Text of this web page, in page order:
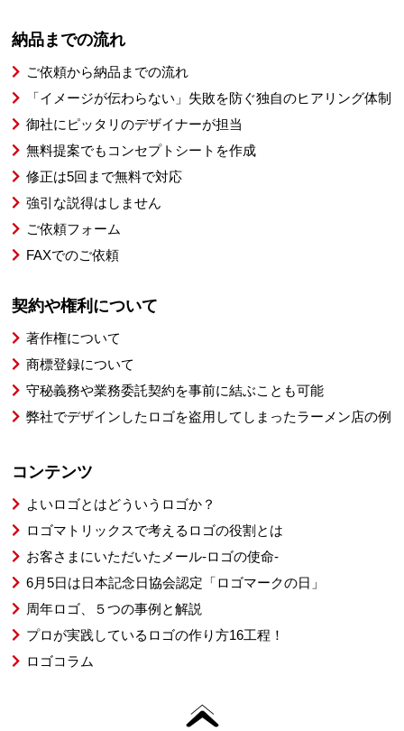
納品までの流れ
ご依頼から納品までの流れ
「イメージが伝わらない」失敗を防ぐ独自のヒアリング体制
御社にピッタリのデザイナーが担当
無料提案でもコンセプトシートを作成
修正は5回まで無料で対応
強引な説得はしません
ご依頼フォーム
FAXでのご依頼
契約や権利について
著作権について
商標登録について
守秘義務や業務委託契約を事前に結ぶことも可能
弊社でデザインしたロゴを盗用してしまったラーメン店の例
コンテンツ
よいロゴとはどういうロゴか？
ロゴマトリックスで考えるロゴの役割とは
お客さまにいただいたメール-ロゴの使命-
6月5日は日本記念日協会認定「ロゴマークの日」
周年ロゴ、５つの事例と解説
プロが実践しているロゴの作り方16工程！
ロゴコラム